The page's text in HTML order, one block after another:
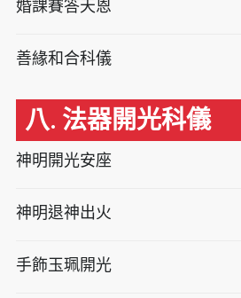
婚課賽答天恩
善緣和合科儀
八. 法器開光科儀
神明開光安座
神明退神出火
手飾玉珮開光